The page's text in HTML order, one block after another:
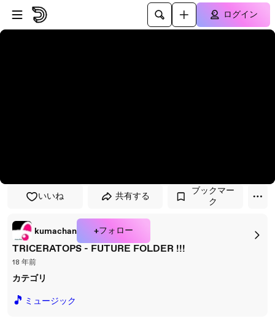
プレイヤーにスキップ
メインコンテンツにスキップ
ログイン
いいね 共有する
ブックマー
ク
kumachan +フォロー
TRICERATOPS - FUTURE FOLDER !!!
18 年前
カテゴリ
🎵 ミュージック